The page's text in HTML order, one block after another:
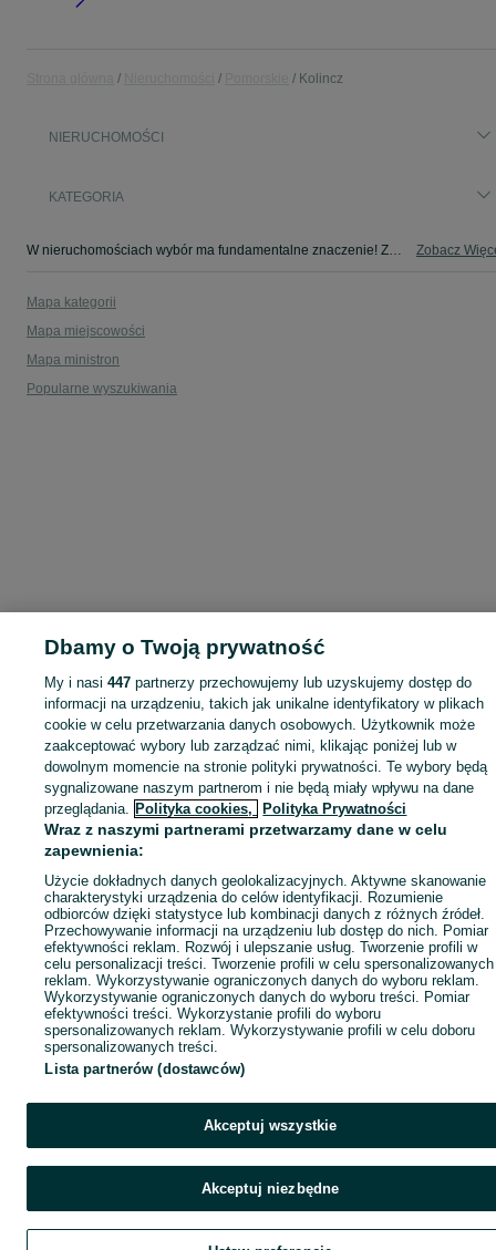
Kolincz
NIERUCHOMOŚCI
KATEGORIA
W nieruchomościach wybór ma fundamentalne znaczenie! Znajdź wymarzony lokal w kategorii Nieruchomości na OLX - Kolincz i okolice! Zobacz
Mapa kategorii
Mapa miejscowości
Mapa ministron
Popularne wyszukiwania
Dbamy o Twoją prywatność
My i nasi447 partnerzy przechowujemy lub uzyskujemy dostęp do
informacji na urządzeniu, takich jak unikalne identyfikatory w plikach
cookie w celu przetwarzania danych osobowych. Użytkownik może
zaakceptować wybory lub zarządzać nimi, klikając poniżej lub w
dowolnym momencie na stronie polityki prywatności. Te wybory będą
sygnalizowane naszym partnerom i nie będą miały wpływu na dane
przeglądania. Polityka cookies, Polityka Prywatności
Wraz z naszymi partnerami przetwarzamy dane w celu
zapewnienia:
Użycie dokładnych danych geolokalizacyjnych. Aktywne skanowanie
charakterystyki urządzenia do celów identyfikacji. Rozumienie
odbiorców dzięki statystyce lub kombinacji danych z różnych źródeł.
Przechowywanie informacji na urządzeniu lub dostęp do nich. Pomiar
efektywności reklam. Rozwój i ulepszanie usług. Tworzenie profili w
celu personalizacji treści. Tworzenie profili w celu spersonalizowanych
reklam. Wykorzystywanie ograniczonych danych do wyboru reklam.
Wykorzystywanie ograniczonych danych do wyboru treści. Pomiar
efektywności treści. Wykorzystanie profili do wyboru
spersonalizowanych reklam. Wykorzystywanie profili w celu doboru
spersonalizowanych treści.
Lista partnerów (dostawców)
Akceptuj wszystkie
Akceptuj niezbędne